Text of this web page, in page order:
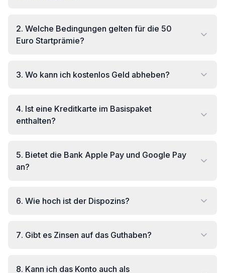
2. Welche Bedingungen gelten für die 50
Euro Startprämie?
3. Wo kann ich kostenlos Geld abheben?
4. Ist eine Kreditkarte im Basispaket
enthalten?
5. Bietet die Bank Apple Pay und Google Pay
an?
6. Wie hoch ist der Dispozins?
7. Gibt es Zinsen auf das Guthaben?
8. Kann ich das Konto auch als